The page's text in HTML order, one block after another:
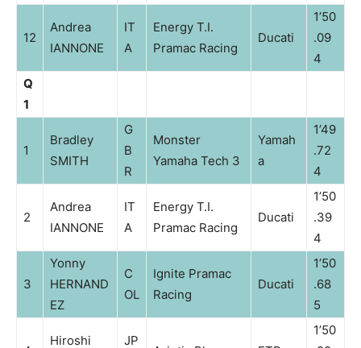
12
Andrea
IANNONE
IT
A
Energy T.I.
Pramac Racing
Ducati
1’50
.09
4
Q
1
1
Bradley
SMITH
G
B
R
Monster
Yamaha Tech 3
Yamah
a
1’49
.72
4
2
Andrea
IANNONE
IT
A
Energy T.I.
Pramac Racing
Ducati
1’50
.39
4
3
Yonny
HERNAND
EZ
C
OL
Ignite Pramac
Racing
Ducati
1’50
.68
5
Hiroshi
JP
1’50